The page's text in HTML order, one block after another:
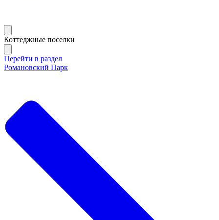
Коттеджные поселки
Перейти в раздел
Романовский Парк